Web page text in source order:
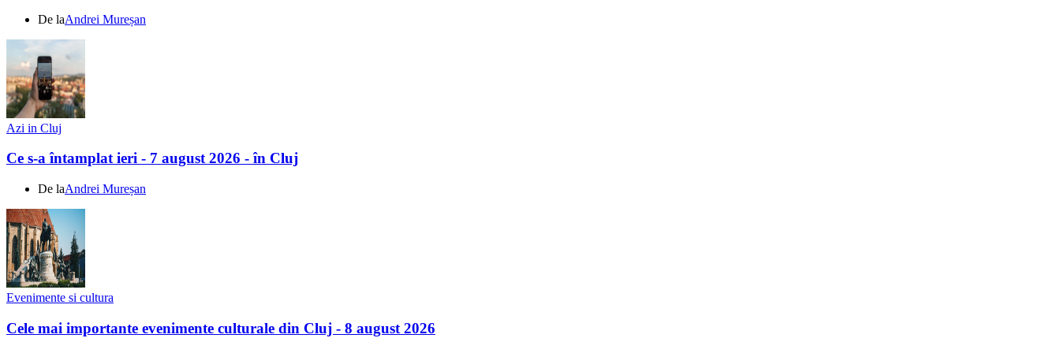
De laAndrei Mureșan
Azi in Cluj
Ce s-a întamplat ieri - 7 august 2026 - în Cluj
De laAndrei Mureșan
Evenimente si cultura
Cele mai importante evenimente culturale din Cluj - 8 august 2026